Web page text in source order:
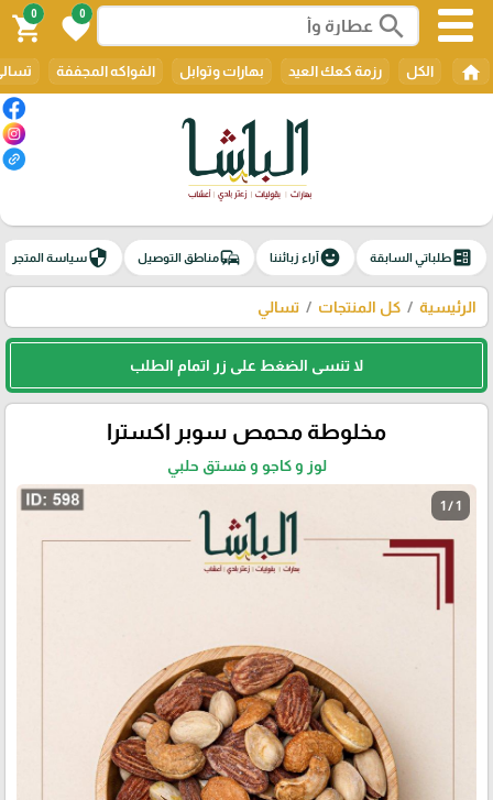
search
0
favorite
0
shopping_cart
home الكل رزمة كعك العيد بهارات وتوابل الفواكه المجففة
ballotطلباتي السابقة emoji_emotionsآراء زبائننا commuteمناطق التوصيل securityسياسة المتجر
الرئيسية كل المنتجات تسالي
لا تنسى الضغط على زر اتمام الطلب
مخلوطة محمص سوبر اكسترا
لوز و كاجو و فستق حلبي
1 / 1